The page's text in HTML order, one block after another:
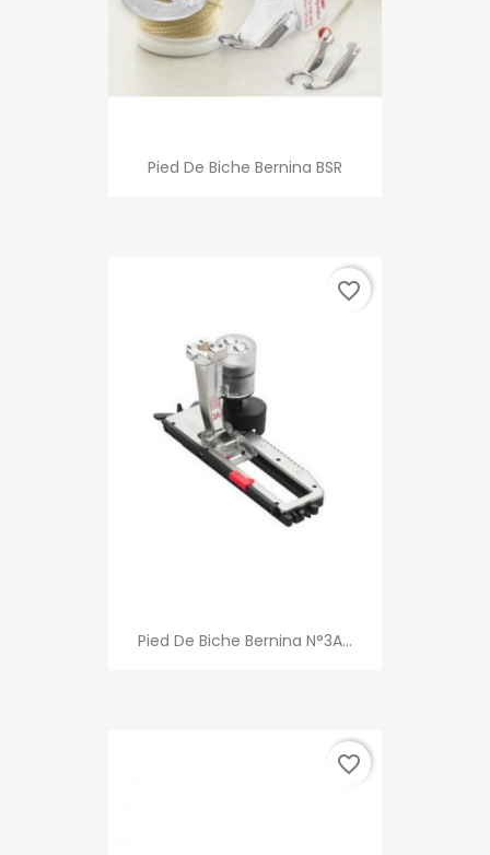
Pied De Biche Bernina BSR
Pied De Biche Bernina N°3A...
favorite_border
favorite_border